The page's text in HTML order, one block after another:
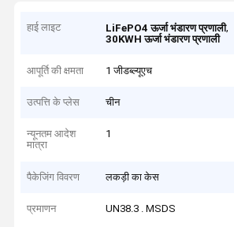
हाई लाइट LiFePO4 ऊर्जा भंडारण प्रणाली,
30KWH ऊर्जा भंडारण प्रणाली
आपूर्ति की क्षमता 1 जीडब्ल्यूएच
उत्पत्ति के प्लेस चीन
न्यूनतम आदेश
मात्रा
1
पैकेजिंग विवरण लकड़ी का केस
प्रमाणन UN38.3 . MSDS